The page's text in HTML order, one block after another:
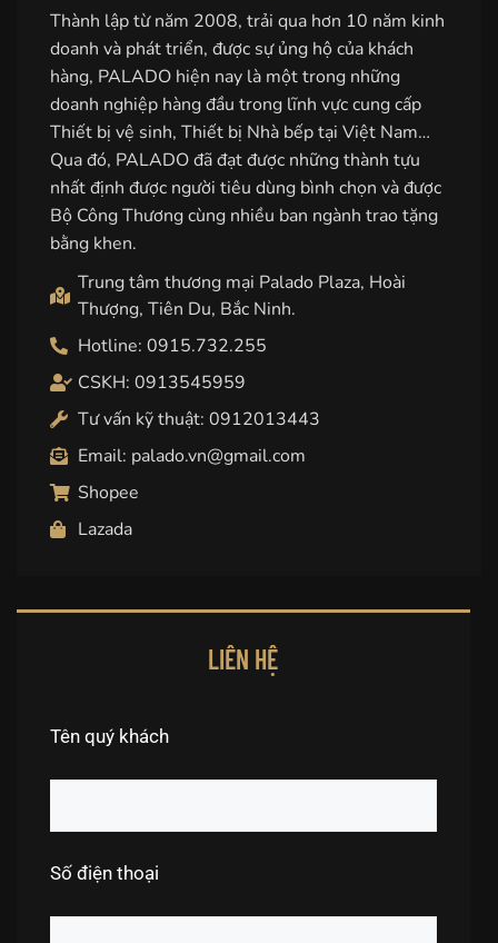
Thành lập từ năm 2008, trải qua hơn 10 năm kinh
doanh và phát triển, được sự ủng hộ của khách
hàng, PALADO hiện nay là một trong những
doanh nghiệp hàng đầu trong lĩnh vực cung cấp
Thiết bị vệ sinh, Thiết bị Nhà bếp tại Việt Nam…
Qua đó, PALADO đã đạt được những thành tựu
nhất định được người tiêu dùng bình chọn và được
Bộ Công Thương cùng nhiều ban ngành trao tặng
bằng khen.
Trung tâm thương mại Palado Plaza, Hoài
Thượng, Tiên Du, Bắc Ninh.
Hotline: 0915.732.255
CSKH: 0913545959
Tư vấn kỹ thuật: 0912013443
Email: palado.vn@gmail.com
Shopee
Lazada
LIÊN HỆ
Tên quý khách
Số điện thoại